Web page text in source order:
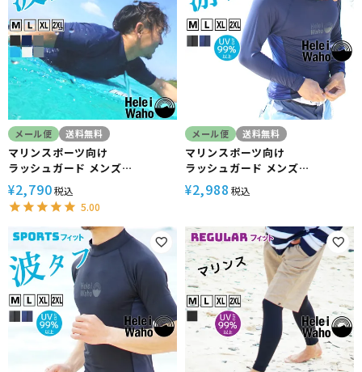
メール便 送料無料
マリンスポーツ向け
ラッシュガード メンズ
HeleiWaho ヘレイワホ 半袖
UPF50+ で UVカット 大きいサ
イズ 対応 サーフィン や ウェット
スーツ の インナー
¥2,790税込
5.00
メール便 送料無料
マリンスポーツ向け
ラッシュガード メンズ
HeleiWaho ヘレイワホ 長袖
UPF50+ で UVカット 大きいサ
スーツ の インナー
¥2,988 税込